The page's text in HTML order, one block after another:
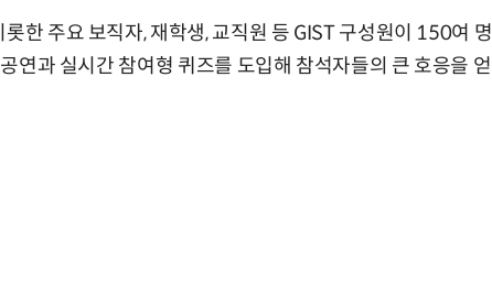
한 주요 보직자, 재학생, 교직원 등 GIST 구성원이 150여 명
연과 실시간 참여형 퀴즈를 도입해 참석자들의 큰 호응을 얻